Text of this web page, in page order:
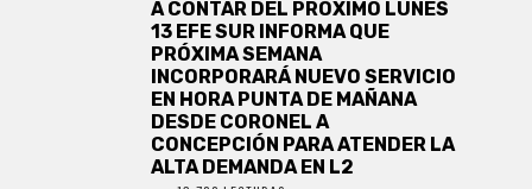
A CONTAR DEL PRÓXIMO LUNES
13 EFE SUR INFORMA QUE
PRÓXIMA SEMANA
INCORPORARÁ NUEVO SERVICIO
EN HORA PUNTA DE MAÑANA
DESDE CORONEL A
CONCEPCIÓN PARA ATENDER LA
ALTA DEMANDA EN L2